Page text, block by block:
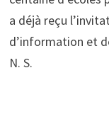
a déjà reçu
d’information et
N. S.